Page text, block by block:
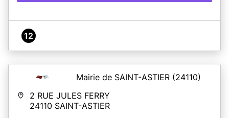
12
Mairie de SAINT-ASTIER (24110)
2 RUE JULES FERRY
24110 SAINT-ASTIER